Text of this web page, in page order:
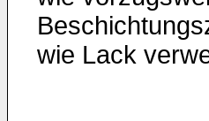
wie Lack